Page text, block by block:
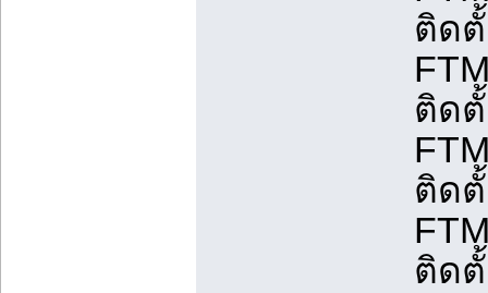
ติด
ติด
ติด
ติด